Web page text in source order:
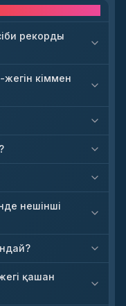
рекорды
кіммен
нешінші
қашан